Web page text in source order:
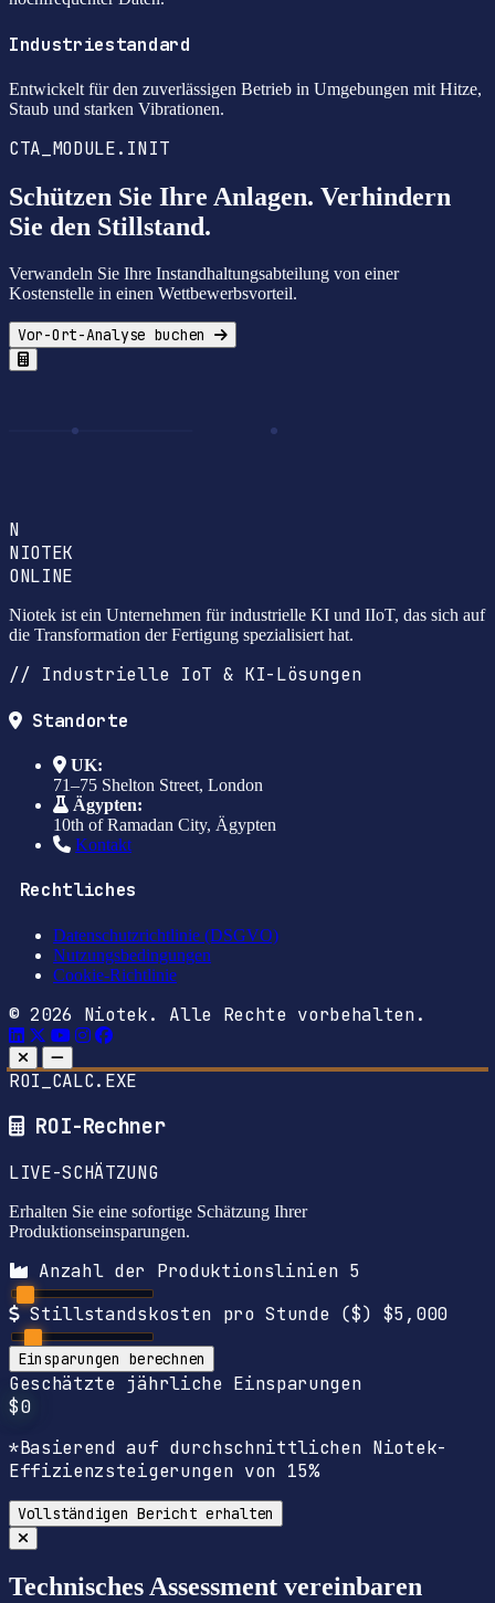
Industriestandard
Entwickelt für den zuverlässigen Betrieb in Umgebungen mit Hitze,
Staub und starken Vibrationen.
CTA_MODULE.INIT
Schützen Sie Ihre Anlagen. Verhindern
Sie den Stillstand.
Verwandeln Sie Ihre Instandhaltungsabteilung von einer
Kostenstelle in einen Wettbewerbsvorteil.
Vor-Ort-Analyse buchen
N
NIOTEK
ONLINE
Niotek ist ein Unternehmen für industrielle KI und IIoT, das sich auf
die Transformation der Fertigung spezialisiert hat.
// Industrielle IoT & KI-Lösungen
Standorte
UK:
71–75 Shelton Street, London
Ägypten:
10th of Ramadan City, Ägypten
Kontakt
Rechtliches
Datenschutzrichtlinie (DSGVO)
Nutzungsbedingungen
Cookie-Richtlinie
© 2026 Niotek. Alle Rechte vorbehalten.
ROI_CALC.EXE
ROI-Rechner
LIVE-SCHÄTZUNG
Erhalten Sie eine sofortige Schätzung Ihrer
Produktionseinsparungen.
Anzahl der Produktionslinien 5
Stillstandskosten pro Stunde ($) $5,000
Einsparungen berechnen
Geschätzte jährliche Einsparungen
$0
*Basierend auf durchschnittlichen Niotek-
Effizienzsteigerungen von 15%
Vollständigen Bericht erhalten
Technisches Assessment vereinbaren